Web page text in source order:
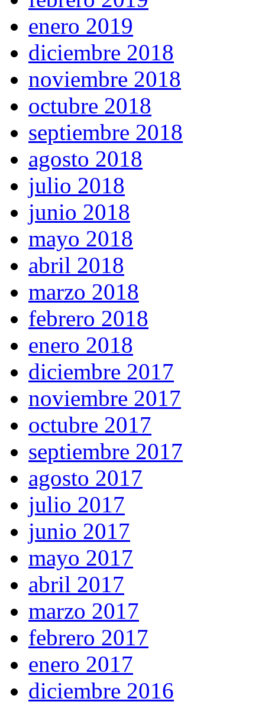
enero 2019
diciembre 2018
noviembre 2018
octubre 2018
septiembre 2018
agosto 2018
julio 2018
junio 2018
mayo 2018
abril 2018
marzo 2018
febrero 2018
enero 2018
diciembre 2017
noviembre 2017
octubre 2017
septiembre 2017
agosto 2017
julio 2017
junio 2017
mayo 2017
abril 2017
marzo 2017
febrero 2017
enero 2017
diciembre 2016